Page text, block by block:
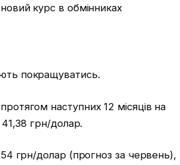
покращуватись.
наступних 12 місяців на
41,38 грн/долар.
грн/долар (прогноз за червень),